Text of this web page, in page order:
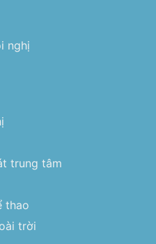
nghị
trung tâm
thao
trời